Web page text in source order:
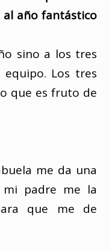
al año fantástico
sino a los tres
Los tres
que es fruto de
me da una
padre me la
que me de